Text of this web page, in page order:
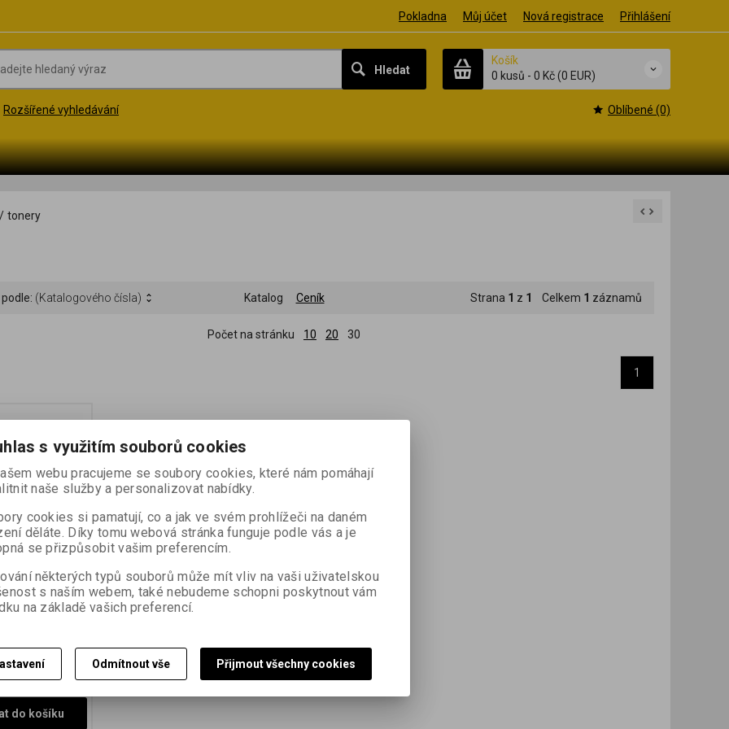
Pokladna Můj účet Nová registrace Přihlášení
Hledat
Košík
0 kusů - 0 Kč(0 EUR)
Rozšířené vyhledávání Oblíbené (0)
/ tonery
(Katalogového čísla) Katalog Ceník Strana 1 z 1 Celkem 1 záznamů
Počet na stránku 10 20 30
1
SEPIA 2x 250
72204
EUR)
(Vaše cena
do košíku
s využitím souborů cookies
webu pracujeme se soubory cookies, které nám pomáhají
naše služby a personalizovat nabídky.
cookies si pamatují, co a jak ve svém prohlížeči na daném
děláte. Díky tomu webová stránka funguje podle vás a je
se přizpůsobit vašim preferencím.
některých typů souborů může mít vliv na vaši uživatelskou
s naším webem, také nebudeme schopni poskytnout vám
na základě vašich preferencí.
Odmítnout vše Přijmout všechny cookies